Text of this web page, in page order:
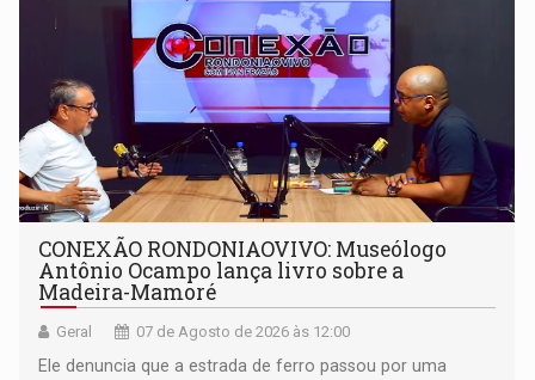
CONEXÃO RONDONIAOVIVO: Museólogo
Antônio Ocampo lança livro sobre a
Madeira-Mamoré
Geral 07 de Agosto de 2026 às 12:00
Ele denuncia que a estrada de ferro passou por uma